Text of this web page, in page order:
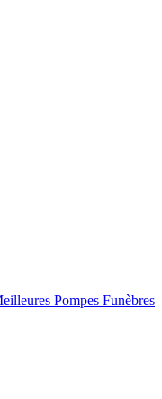
Pompes Funèbres